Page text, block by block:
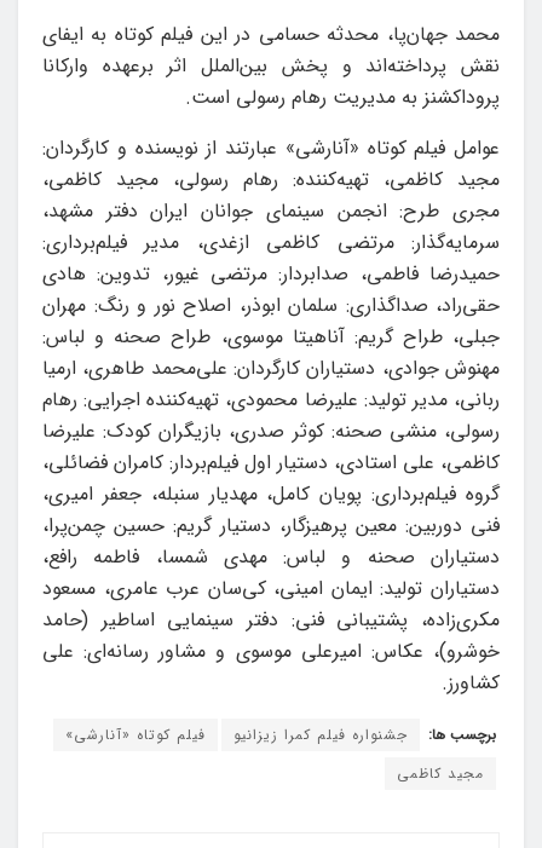
محمد جهان‌پا، محدثه حسامی در این فیلم کوتاه به ایفای
نقش پرداخته‌اند و پخش بین‌الملل اثر برعهده وارکانا
پروداکشنز به مدیریت رهام رسولی است.
عوامل فیلم کوتاه «آنارشی» عبارتند از نویسنده و کارگردان:
مجید کاظمی، تهیه‌کننده: رهام رسولی، مجید کاظمی،
مجری طرح: انجمن سینمای جوانان ایران دفتر مشهد،
سرمایه‌گذار: مرتضی کاظمی ازغدی، مدیر فیلم‌برداری:
حمیدرضا فاطمی، صدابردار: مرتضی غیور، تدوین: هادی
حقی‌راد، صداگذاری: سلمان ابوذر، اصلاح نور و رنگ: مهران
جبلی، طراح گریم: آناهیتا موسوی، طراح صحنه و لباس:
مهنوش جوادی، دستیاران کارگردان: علی‌محمد طاهری، ارمیا
ربانی، مدیر تولید: علیرضا محمودی، تهیه‌کننده اجرایی: رهام
رسولی، منشی صحنه: کوثر صدری، بازیگران کودک: علیرضا
کاظمی، علی استادی، دستیار اول فیلم‌بردار: کامران فضائلی،
گروه فیلم‌برداری: پویان کامل، مهدیار سنبله، جعفر امیری،
فنی دوربین: معین پرهیزگار، دستیار گریم: حسین چمن‌پرا،
دستیاران صحنه و لباس: مهدی شمسا، فاطمه رافع،
دستیاران تولید: ایمان امینی، کی‌سان عرب عامری، مسعود
مکری‌زاده، پشتیبانی فنی: دفتر سینمایی اساطیر (حامد
خوشرو)، عکاس: امیرعلی موسوی و مشاور رسانه‌ای: علی
کشاورز.
برچسب ها: جشنواره فیلم کمرا زیزانیو
فیلم کوتاه «آنارشی»
مجید کاظمی